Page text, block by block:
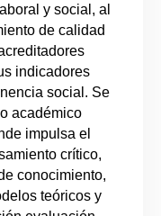
y social, al
de calidad
indicadores
social. Se
académico
impulsa el
crítico,
conocimiento,
teóricos y